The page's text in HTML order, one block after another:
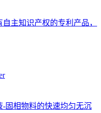
主知识产权的专利产品，
固相物料的快速均匀无沉